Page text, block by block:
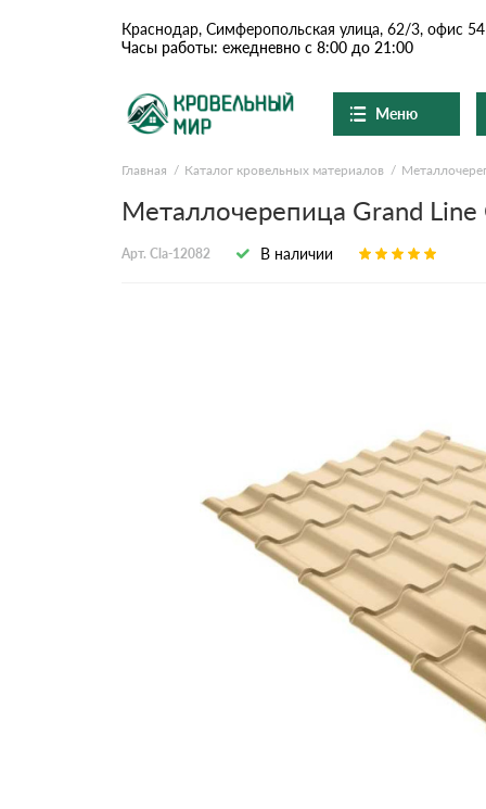
Краснодар, Симферопольская улица, 62/3, офис 54
Часы работы: ежедневно с 8:00 до 21:00
Меню
О компании
Доставка и оплата
Вопросы-ответы
Контакты
Ондулин и шифер
Черепица
Шифер
Шифер
Шифер 7-
Главная Каталог кровельных материалов
Металлочерепица Grand Line
Арт. Cla-12082 В наличии